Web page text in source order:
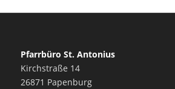
Pfarrbüro St. Antonius
Kirchstraße 14
26871 Papenburg